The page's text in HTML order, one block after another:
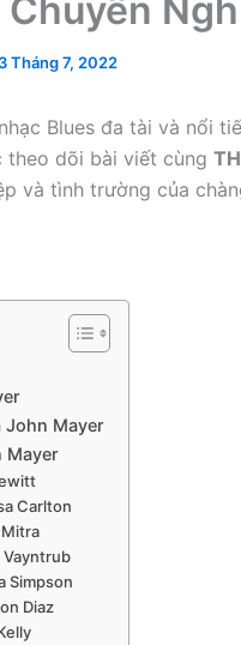
Chuyên
Tháng 7, 2022
Blues đa tài và nổi
theo dõi bài viết cùng
và tình trường của
John Mayer
Mayer
Carlton
Vayntrub
Simpson
Diaz